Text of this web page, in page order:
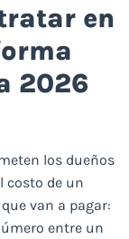
en
2026
los dueños
costo de un
van a pagar:
entre un